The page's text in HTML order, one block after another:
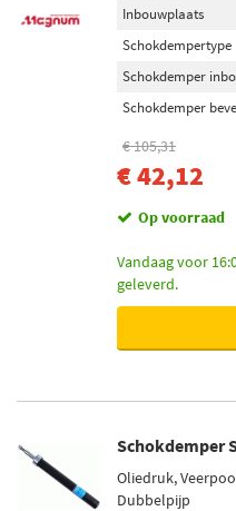
Inbouwplaats
Achteras (18)
Vooras links (1)
Vooras rechts (1)
Schokdempertype
Oliedruk (26)
Gasdruk (23)
Schokdemper
Veerpootresorptie (22)
Veerdragende
Veerpoot (8)
Inbouwplaats
Schokdempertype
Schokdemper
Schokdemper
€ 105,31
€ 42,12
Op voorraad
Vandaag voor
geleverd.
Schokdemper
Oliedruk,
Dubbelpijp